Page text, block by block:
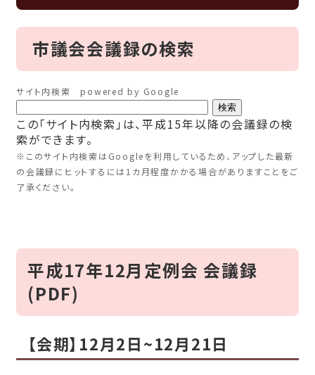
市議会会議録の検索
サイト内検索 powered by Google
この「サイト内検索」は、平成15年以降の会議録の検
索ができます。
※このサイト内検索はGoogleを利用しているため、アップした最新
の会議録にヒットするには1カ月程度かかる場合がありますことをご
了承ください。
平成17年12月定例会 会議録
(PDF)
【会期】12月2日~12月21日